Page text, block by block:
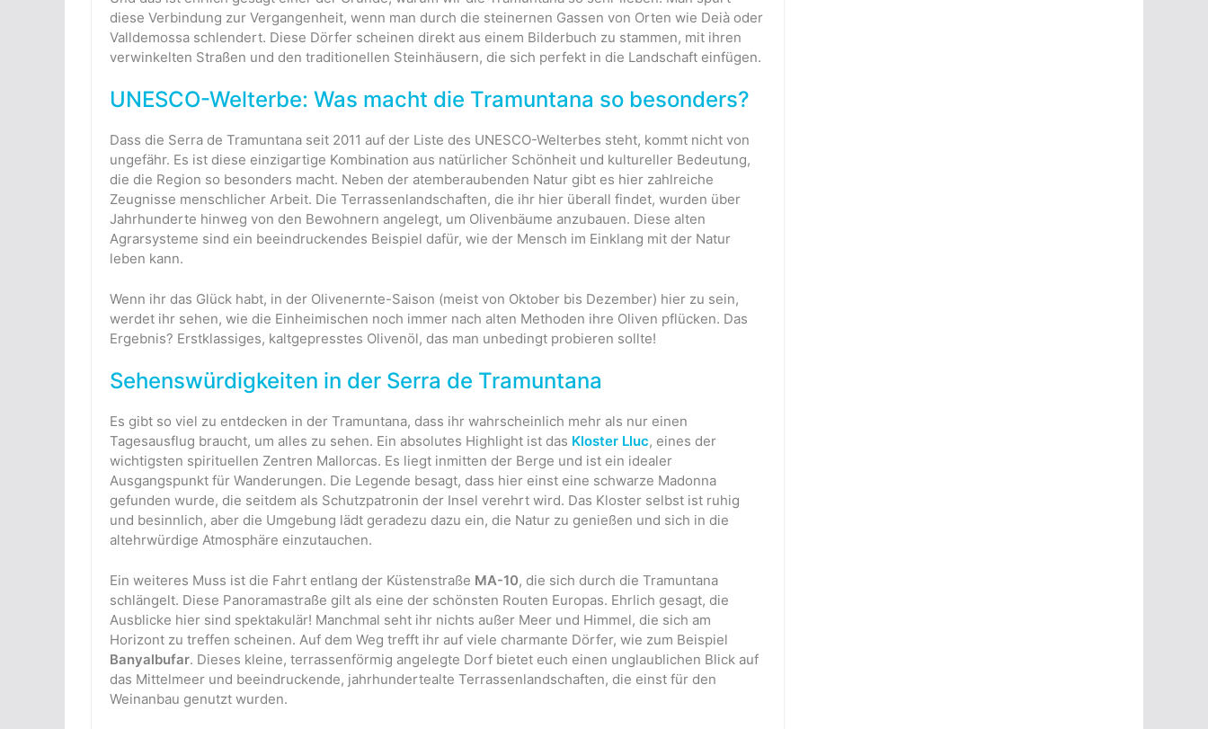
diese Verbindung zur Vergangenheit, wenn man durch die steinernen Gassen von Orten wie Deià oder
Valldemossa schlendert. Diese Dörfer scheinen direkt aus einem Bilderbuch zu stammen, mit ihren
verwinkelten Straßen und den traditionellen Steinhäusern, die sich perfekt in die Landschaft einfügen.
UNESCO-Welterbe: Was macht die Tramuntana so besonders?
Dass die Serra de Tramuntana seit 2011 auf der Liste des UNESCO-Welterbes steht, kommt nicht von
ungefähr. Es ist diese einzigartige Kombination aus natürlicher Schönheit und kultureller Bedeutung,
die die Region so besonders macht. Neben der atemberaubenden Natur gibt es hier zahlreiche
Zeugnisse menschlicher Arbeit. Die Terrassenlandschaften, die ihr hier überall findet, wurden über
Jahrhunderte hinweg von den Bewohnern angelegt, um Olivenbäume anzubauen. Diese alten
Agrarsysteme sind ein beeindruckendes Beispiel dafür, wie der Mensch im Einklang mit der Natur
leben kann.
Wenn ihr das Glück habt, in der Olivenernte-Saison (meist von Oktober bis Dezember) hier zu sein,
werdet ihr sehen, wie die Einheimischen noch immer nach alten Methoden ihre Oliven pflücken. Das
Ergebnis? Erstklassiges, kaltgepresstes Olivenöl, das man unbedingt probieren sollte!
Sehenswürdigkeiten in der Serra de Tramuntana
Es gibt so viel zu entdecken in der Tramuntana, dass ihr wahrscheinlich mehr als nur einen
Tagesausflug braucht, um alles zu sehen. Ein absolutes Highlight ist das Kloster Lluc, eines der
wichtigsten spirituellen Zentren Mallorcas. Es liegt inmitten der Berge und ist ein idealer
Ausgangspunkt für Wanderungen. Die Legende besagt, dass hier einst eine schwarze Madonna
gefunden wurde, die seitdem als Schutzpatronin der Insel verehrt wird. Das Kloster selbst ist ruhig
und besinnlich, aber die Umgebung lädt geradezu dazu ein, die Natur zu genießen und sich in die
altehrwürdige Atmosphäre einzutauchen.
Ein weiteres Muss ist die Fahrt entlang der Küstenstraße MA-10, die sich durch die Tramuntana
schlängelt. Diese Panoramastraße gilt als eine der schönsten Routen Europas. Ehrlich gesagt, die
Ausblicke hier sind spektakulär! Manchmal seht ihr nichts außer Meer und Himmel, die sich am
Horizont zu treffen scheinen. Auf dem Weg trefft ihr auf viele charmante Dörfer, wie zum Beispiel
Banyalbufar. Dieses kleine, terrassenförmig angelegte Dorf bietet euch einen unglaublichen Blick auf
das Mittelmeer und beeindruckende, jahrhundertealte Terrassenlandschaften, die einst für den
Weinanbau genutzt wurden.